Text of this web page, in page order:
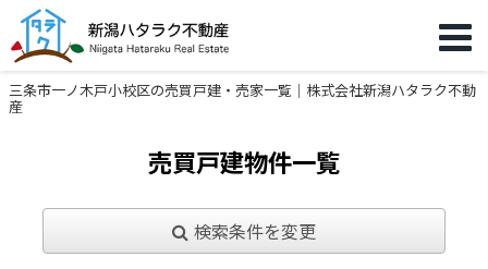
三条市一ノ木戸小校区の売買戸建・売家一覧｜株式会社新潟ハタラク不動
産
売買戸建物件一覧
検索条件を変更